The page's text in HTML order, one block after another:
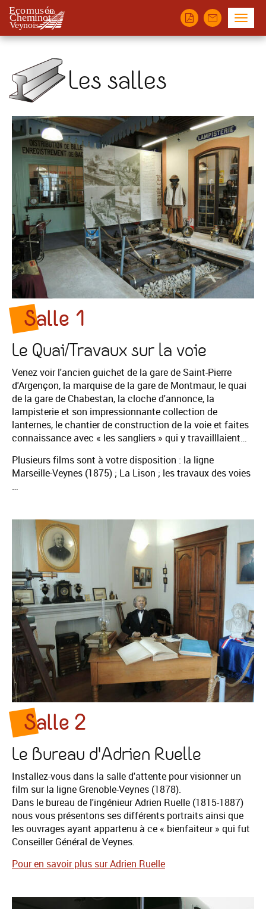
Les salles
Salle 1
Le Quai/Travaux sur la voie
Venez voir l'ancien guichet de la gare de Saint-Pierre
d'Argençon, la marquise de la gare de Montmaur, le quai
de la gare de Chabestan, la cloche d'annonce, la
lampisterie et son impressionnante collection de
lanternes, le chantier de construction de la voie et faites
connaissance avec « les sangliers » qui y travailllaient…
Plusieurs films sont à votre disposition : la ligne
Marseille-Veynes (1875) ; La Lison ; les travaux des voies
…
Salle 2
Le Bureau d'Adrien Ruelle
Installez-vous dans la salle d'attente pour visionner un
film sur la ligne Grenoble-Veynes (1878).
Dans le bureau de l'ingénieur Adrien Ruelle (1815-1887)
nous vous présentons ses différents portraits ainsi que
les ouvrages ayant appartenu à ce « bienfaiteur » qui fut
Conseiller Général de Veynes.
Pour en savoir plus sur Adrien Ruelle
Menu
Panneau de gestion des cookies